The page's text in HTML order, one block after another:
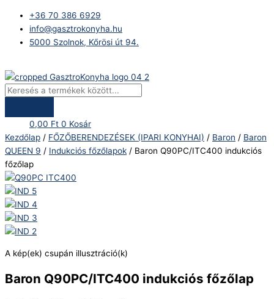
content
+36 70 386 6929
info@gasztrokonyha.hu
5000 Szolnok, Kőrösi út 94.
search
0,00 Ft 0 Kosár
Kezdőlap / FŐZŐBERENDEZÉSEK (IPARI KONYHAI) / Baron / Baron
QUEEN 9 / Indukciós főzőlapok / Baron Q90PC/ITC400 indukciós
főzőlap
A kép(ek) csupán illusztráció(k)
Baron Q90PC/ITC400 indukciós főzőlap
Q90PC/ITC400
indukciós
főzőlap